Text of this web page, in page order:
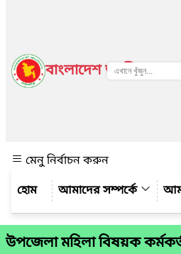
বাংলাদেশ জাতীয় তথ্য
মেনু নির্বাচন করুন
আমাদের সম্পর্কে
উপজেলা মহিলা বিষয়ক